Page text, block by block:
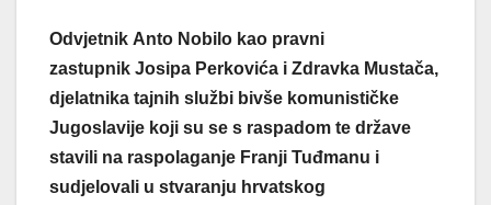
Odvjetnik Anto Nobilo kao pravni
zastupnik Josipa Perkovića i Zdravka Mustača,
djelatnika tajnih službi bivše komunističke
Jugoslavije koji su se s raspadom te države
stavili na raspolaganje Franji Tuđmanu i
sudjelovali u stvaranju hrvatskog